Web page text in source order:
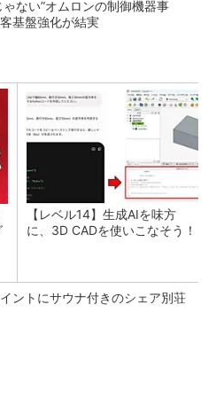
ゃない”オムロンの制御機器事
基盤強化が結実
【レベル14】生成AIを味方
に、3D CADを使いこなそう！
ントにサウナ付きのシェア別荘